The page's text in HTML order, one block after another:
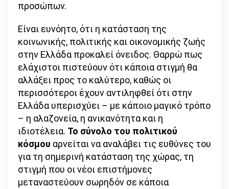
προσώπων.
Είναι ευνόητο, ότι η κατάσταση της
κοινωνικής, πολιτικής και οικονομικής ζωής
στην Ελλάδα προκαλεί όνειδος. Θαρρώ πως
ελάχιστοι πιστεύουν ότι κάποια στιγμή θα
αλλάξει προς το καλύτερο, καθώς οι
περισσότεροι έχουν αντιληφθεί ότι στην
Ελλάδα υπερισχύει – με κάποιο μαγικό τρόπο
– η αλαζονεία, η ανικανότητα και η
ιδιοτέλεια. Το σύνολο του πολιτικού
κόσμου αρνείται να αναλάβει τις ευθύνες του
για τη σημερινή κατάσταση της χώρας, τη
στιγμή που οι νέοι επιστήμονες
μεταναστεύουν σωρηδόν σε κάποια